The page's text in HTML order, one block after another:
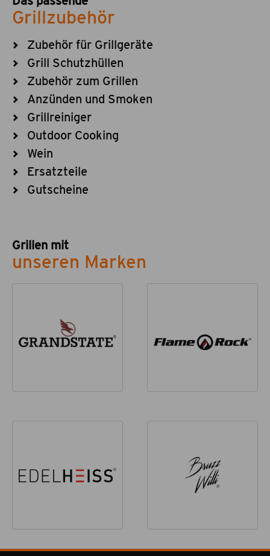
Grillzubehör
Zubehör für Grillgeräte
Grill Schutzhüllen
Zubehör zum Grillen
Anzünden und Smoken
Grillreiniger
Outdoor Cooking
Wein
Ersatzteile
Gutscheine
Grillen mit
unseren Marken